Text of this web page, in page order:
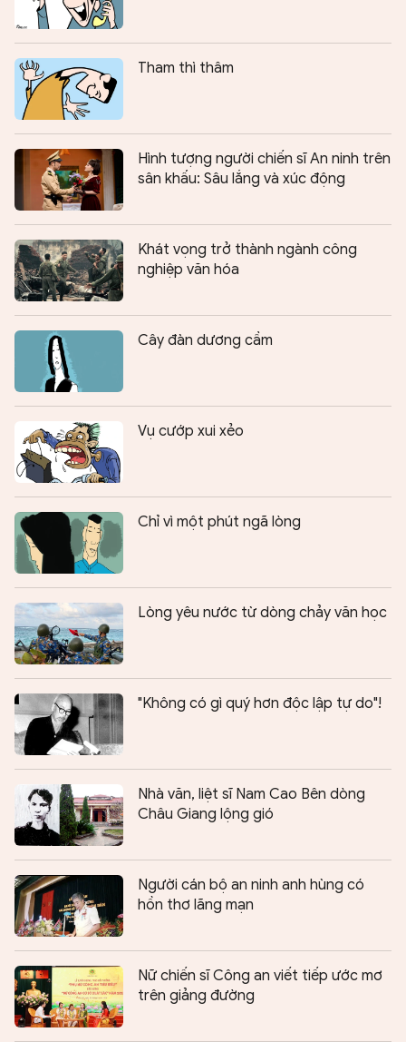
Tham thì thâm
Hình tượng người chiến sĩ An ninh trên
sân khấu: Sâu lắng và xúc động
Khát vọng trở thành ngành công
nghiệp văn hóa
Cây đàn dương cầm
Vụ cướp xui xẻo
Chỉ vì một phút ngã lòng
Lòng yêu nước từ dòng chảy văn học
"Không có gì quý hơn độc lập tự do"!
Nhà văn, liệt sĩ Nam Cao Bên dòng
Châu Giang lộng gió
Người cán bộ an ninh anh hùng có
hồn thơ lãng mạn
Nữ chiến sĩ Công an viết tiếp ước mơ
trên giảng đường